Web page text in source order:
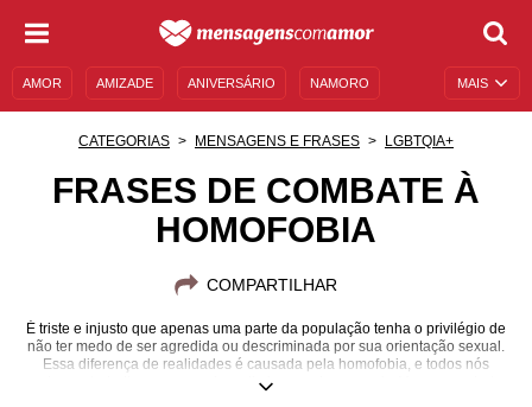
MAIS
AMOR AMIZADE ANIVERSÁRIO NAMORO
MENSAGENS E FRASES MENSAGENS DE ANIVERSÁRIO
CATEGORIAS MENSAGENS E FRASES LGBTQIA+
FRASES DE COMBATE À
HOMOFOBIA
COMPARTILHAR
É triste e injusto que apenas uma parte da população tenha o privilégio de
não ter medo de ser agredida ou descriminada por sua orientação sexual.
Essa diferença de realidades é causada pela homofobia, e todos nós
podemos trabalhar para que isso diminua cada vez mais. Vamos combater